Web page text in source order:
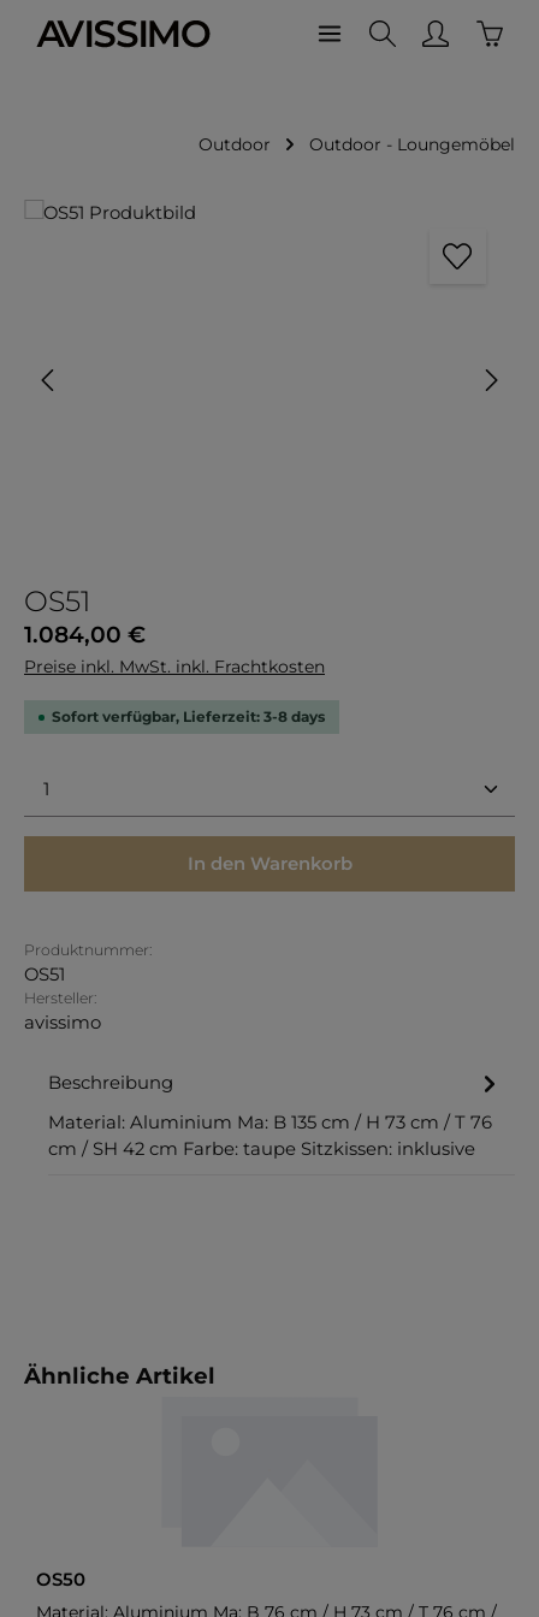
Zum Hauptinhalt springen
Outdoor Outdoor - Loungemöbel
Bildergalerie überspringen
OS51
Regulärer Preis:
1.084,00 €
Preise inkl. MwSt. inkl. Frachtkosten
Sofort verfügbar, Lieferzeit: 3-8 days
Produkt Anzahl: Gib den gewünschten Wert
In den Warenkorb
Produktnummer:
OS51
Hersteller:
avissimo
Beschreibung
Material: Aluminium Ma: B 135 cm / H 73 cm / T 76
cm / SH 42 cm Farbe: taupe Sitzkissen: inklusive
Produktgalerie überspringen
Ähnliche Artikel
OS50
Material: Aluminium Ma: B 76 cm / H 73 cm / T 76 cm /